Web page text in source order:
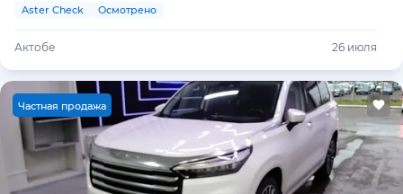
Aster Check Осмотрено
Актобе 26 июля
Частная продажа